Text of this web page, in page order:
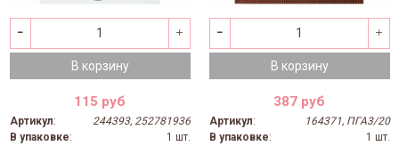
В корзину
115 руб
Артикул:
244393, 252781936
В упаковке:
1 шт.
В корзину
387 руб
Артикул:
164371, ПГА3/20
В упаковке:
1 шт.